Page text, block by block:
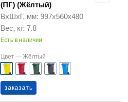
(ПГ) (Жёлтый)
ВхШхГ, мм: 997х560х480
Вес, кг: 7.8
Есть в наличии
Цвет — Жёлтый
заказать